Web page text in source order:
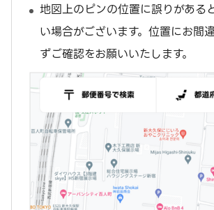
地図上のピンの位置に誤りがある
い場合がございます。位置にお間
ずご確認をお願いいたします。